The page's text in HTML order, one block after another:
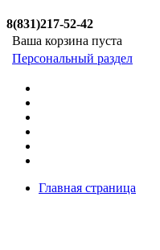
8(831)217-52-42
Ваша корзина пуста
Персональный раздел
Главная страница